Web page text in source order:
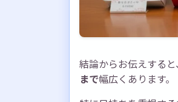
結論からお伝えする
まで幅広くあります。